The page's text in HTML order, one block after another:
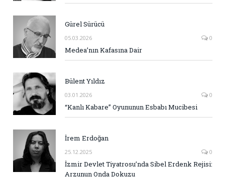
Gürel Sürücü
05.03.2026 0
Medea’nın Kafasına Dair
Bülent Yıldız
03.01.2026 0
“Kanlı Kabare” Oyununun Esbabı Mucibesi
İrem Erdoğan
25.12.2025 0
İzmir Devlet Tiyatrosu’nda Sibel Erdenk Rejisi:
Arzunun Onda Dokuzu